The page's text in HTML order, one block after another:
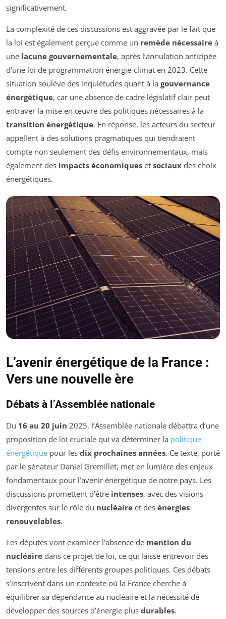
significativement.
La complexité de ces discussions est aggravée par le fait que
la loi est également perçue comme un remède nécessaire à
une lacune gouvernementale, après l’annulation anticipée
d’une loi de programmation énergie-climat en 2023. Cette
situation soulève des inquiétudes quant à la gouvernance
énergétique, car une absence de cadre législatif clair peut
entraver la mise en œuvre des politiques nécessaires à la
transition énergétique. En réponse, les acteurs du secteur
appellent à des solutions pragmatiques qui tiendraient
compte non seulement des défis environnementaux, mais
également des impacts économiques et sociaux des choix
énergétiques.
L’avenir énergétique de la France :
Vers une nouvelle ère
Débats à l’Assemblée nationale
Du 16 au 20 juin 2025, l’Assemblée nationale débattra d’une
proposition de loi cruciale qui va déterminer la politique
énergétique pour les dix prochaines années. Ce texte, porté
par le sénateur Daniel Gremillet, met en lumière des enjeux
fondamentaux pour l’avenir énergétique de notre pays. Les
discussions promettent d’être intenses, avec des visions
divergentes sur le rôle du nucléaire et des énergies
renouvelables.
Les députés vont examiner l’absence de mention du
nucléaire dans ce projet de loi, ce qui laisse entrevoir des
tensions entre les différents groupes politiques. Ces débats
s’inscrivent dans un contexte où la France cherche à
équilibrer sa dépendance au nucléaire et la nécessité de
développer des sources d’énergie plus durables.